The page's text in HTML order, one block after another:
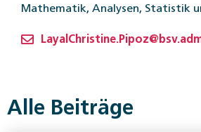
Mathematik, Analysen, Statistik
Alle Beiträge